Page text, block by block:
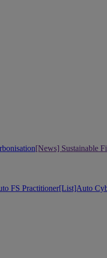
[News] Sustainable
FS Practitioner[List]Auto